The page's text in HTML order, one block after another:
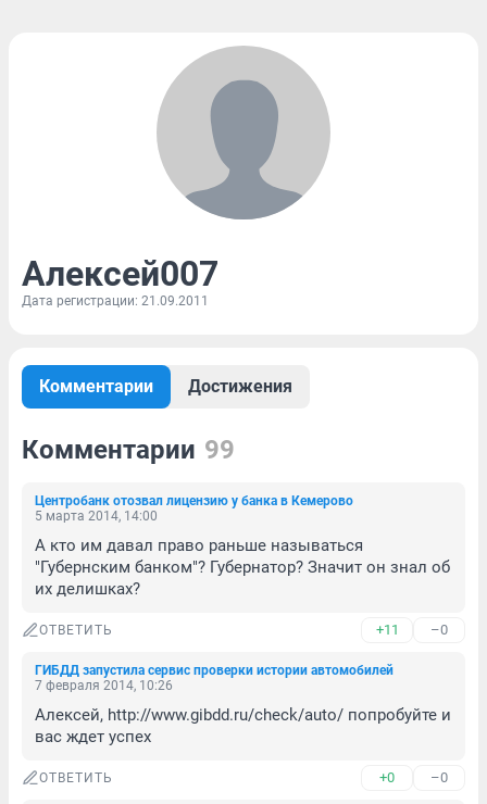
Алексей007
Дата регистрации: 21.09.2011
Комментарии Достижения
Комментарии 99
Центробанк отозвал лицензию у банка в Кемерово
5 марта 2014, 14:00
А кто им давал право раньше называться
"Губернским банком"? Губернатор? Значит он знал об
их делишках?
ОТВЕТИТЬ +11 –0
ГИБДД запустила сервис проверки истории автомобилей
7 февраля 2014, 10:26
Алексей, http://www.gibdd.ru/check/auto/ попробуйте и
вас ждет успех
ОТВЕТИТЬ +0 –0